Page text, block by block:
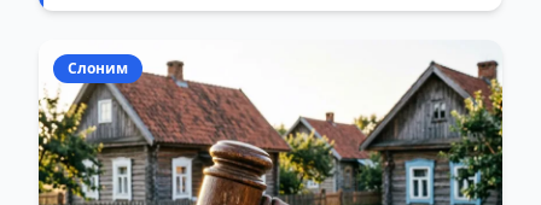
Слоним